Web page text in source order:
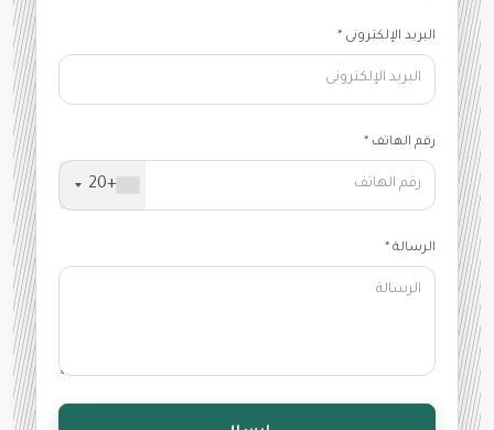
البريد الإلكترونى *
رقم الهاتف *
+20
الرسالة *